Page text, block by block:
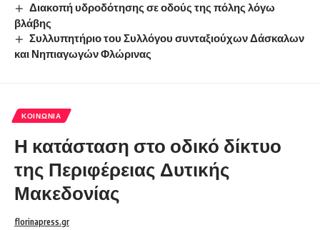
Διακοπή υδροδότησης σε οδούς της πόλης λόγω
βλάβης
Συλλυπητήριο του Συλλόγου συνταξιούχων Δάσκαλων
και Νηπιαγωγών Φλώρινας
ΚΟΙΝΩΝΊΑ
Η κατάσταση στο οδικό δίκτυο
της Περιφέρειας Δυτικής
Μακεδονίας
florinapress.gr